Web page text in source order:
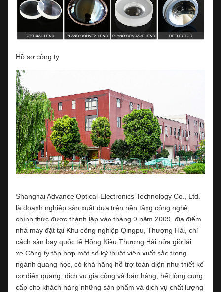
Hồ sơ công ty
Shanghai Advance Optical-Electronics Technology Co., Ltd.
là doanh nghiệp sản xuất dựa trên nền tảng công nghệ,
chính thức được thành lập vào tháng 9 năm 2009, địa điểm
nhà máy đặt tại Khu công nghiệp Qingpu, Thượng Hải, chỉ
cách sân bay quốc tế Hồng Kiều Thượng Hải nửa giờ lái
xe.Công ty tập hợp một số kỹ thuật viên xuất sắc trong
ngành quang học, có khả năng hỗ trợ toàn diện như thiết kế
cơ điện quang, dịch vụ gia công và bán hàng, hết lòng cung
cấp cho khách hàng những sản phẩm và dịch vụ chất lượng